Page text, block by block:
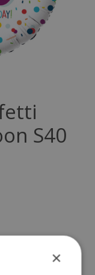
S40
×